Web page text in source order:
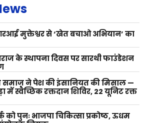
मुक्तेश्वर से ‘खेत बचाओ अभियान’ का
के स्थापना दिवस पर सारथी फाउंडेशन
ने पेश की इंसानियत की मिसाल —
में स्वैच्छिक रक्तदान शिविर, 22 यूनिट रक्त
को पुनः भाजपा चिकित्सा प्रकोष्ठ, ऊधम